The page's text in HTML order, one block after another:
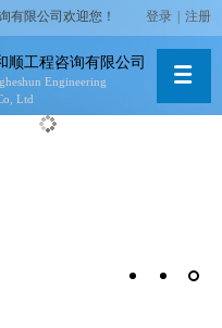
有限公司 欢迎您！ 登录 注册
顺工程咨询有限公司
Engineering
Ltd